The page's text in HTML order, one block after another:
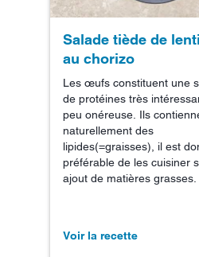
Salade tiède de
au chorizo
Les œufs constituent une
de protéines très
peu onéreuse. Ils
naturellement des
lipides(=graisses), il est
préférable de les cuisiner
ajout de matières grasses.
Voir la recette